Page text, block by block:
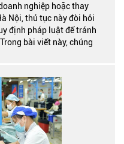
nghiệp hoặc thay
Nội, thủ tục này đòi hỏi
định pháp luật để tránh
bài viết này, chúng